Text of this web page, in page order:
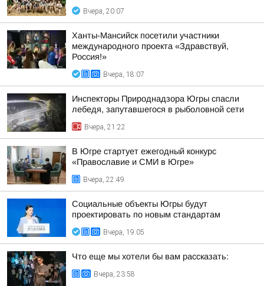
Вчера, 20:07
Ханты-Мансийск посетили участники
международного проекта «Здравствуй,
Россия!»
Вчера, 18:07
Инспекторы Природнадзора Югры спасли
лебедя, запутавшегося в рыболовной сети
Вчера, 21:22
В Югре стартует ежегодный конкурс
«Православие и СМИ в Югре»
Вчера, 22:49
Социальные объекты Югры будут
проектировать по новым стандартам
Вчера, 19:05
Что еще мы хотели бы вам рассказать:
Вчера, 23:58